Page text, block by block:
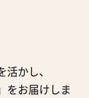
かし、
をお届けしま